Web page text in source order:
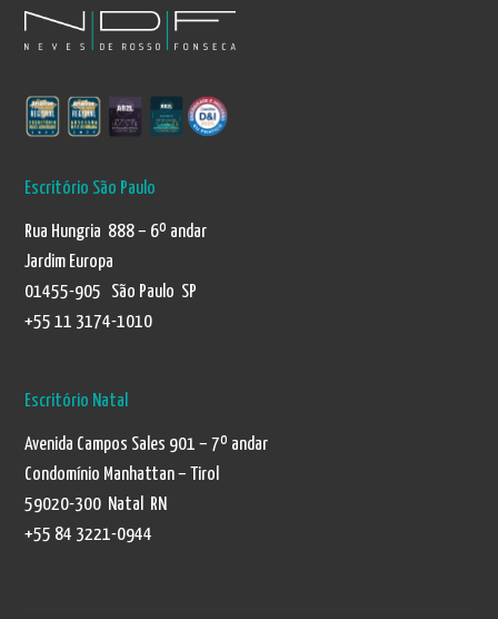
Escritório São Paulo
Rua Hungria 888 – 6º andar
Jardim Europa
01455-905 São Paulo SP
+55 11 3174-1010
Escritório Natal
Avenida Campos Sales 901 – 7º andar
Condomínio Manhattan – Tirol
59020-300 Natal RN
+55 84 3221-0944